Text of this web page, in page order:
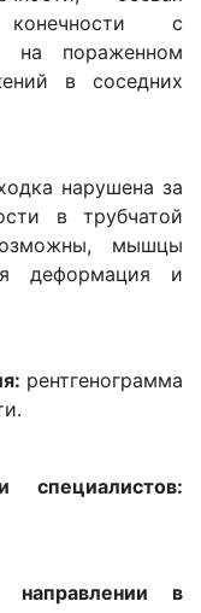
с
на пораженном
в соседних
нарушена за
в трубчатой
мышцы
деформация и
рентгенограмма
специалистов:
направлении в